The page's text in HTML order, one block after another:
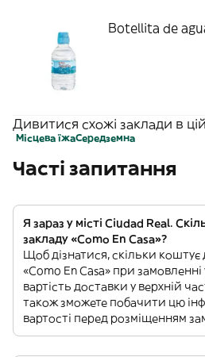
Botellita de
Дивитися схожі заклади в цій
Місцева їжаСередземна
Часті запитання
Я зараз у місті Ciudad Real.
закладу «Como En Casa»?
Щоб дізнатися, скільки коштує
«Como En Casa» при
вартість доставки у верхній
також зможете побачити цю
вартості перед розміщенням